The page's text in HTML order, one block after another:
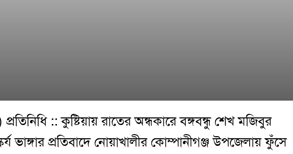
:: কুষ্টিয়ায় রাতের অন্ধকারে বঙ্গবন্ধু শেখ মজিবুর
ভাঙ্গার প্রতিবাদে নোয়াখালীর কোম্পানীগঞ্জ উপজেলায় ফুঁসে